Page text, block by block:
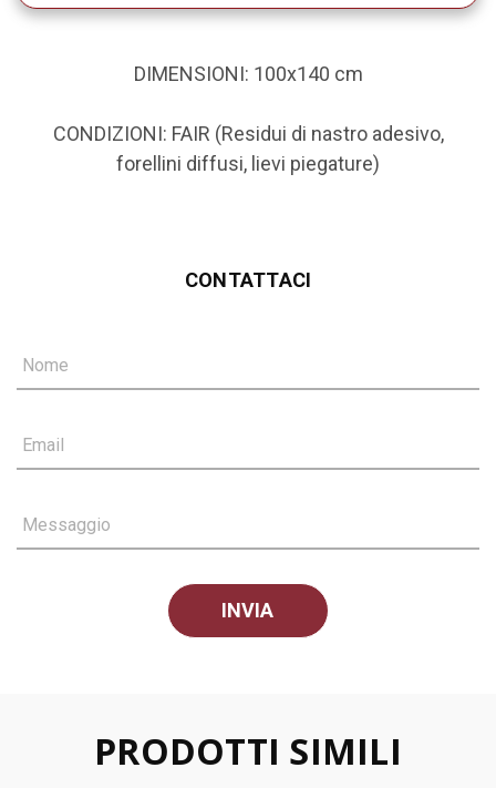
DIMENSIONI: 100x140 cm
CONDIZIONI: FAIR (Residui di nastro adesivo,
forellini diffusi, lievi piegature)
CONTATTACI
Nome
Email
Messaggio
PRODOTTI SIMILI